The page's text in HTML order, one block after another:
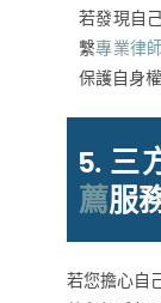
若發現自
繫專業律師
保護自身
5. 三
薦服
若您擔心自